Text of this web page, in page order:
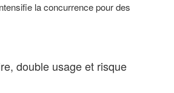
la concurrence pour des
double usage et risque